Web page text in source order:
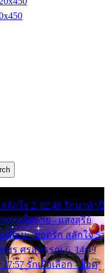
ลักใจ 2. 02:49 รักมาห้าปี
าวเสื้อลาย - แสงสุรีย์
เทือน - ยอดรัก สลักใจ 5.
ชร ศรสุพรรณ 6. 14:49
รักเผื่อเลือก - ยอด